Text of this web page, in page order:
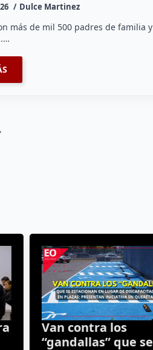
Dulce Martinez
más de mil 500 padres de familia y
Van contra los
“gandallas” que se